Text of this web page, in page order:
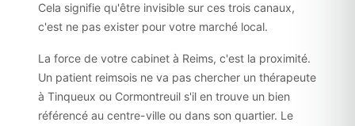
Cela signifie qu'être invisible sur ces trois canaux,
c'est ne pas exister pour votre marché local.
La force de votre cabinet à Reims, c'est la proximité.
Un patient reims­ois ne va pas chercher un thérapeute
à Tinqueux ou Cormontreuil s'il en trouve un bien
référencé au centre-ville ou dans son quartier. Le